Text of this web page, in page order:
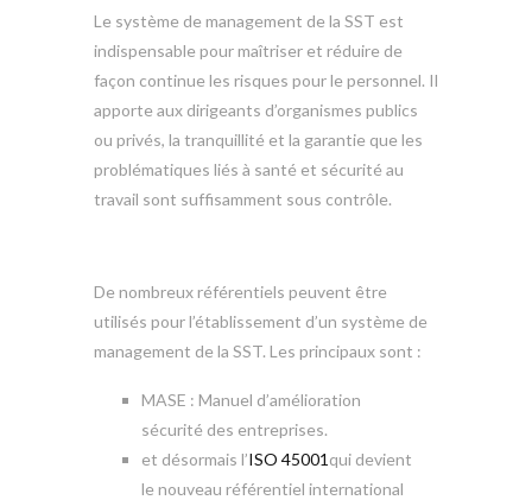
Le système de management de la SST est
indispensable pour maîtriser et réduire de
façon continue les risques pour le personnel. Il
apporte aux dirigeants d’organismes publics
ou privés, la tranquillité et la garantie que les
problématiques liés à santé et sécurité au
travail sont suffisamment sous contrôle.
De nombreux référentiels peuvent être
utilisés pour l’établissement d’un système de
management de la SST. Les principaux sont :
MASE : Manuel d’amélioration
sécurité des entreprises.
et désormais l’ISO 45001 qui devient
le nouveau référentiel international